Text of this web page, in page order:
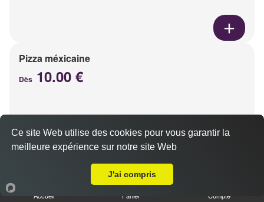
Pizza méxicaine
Dès 10.00 €
chorizo, poivrons
Accueil Panier Compte
Ce site Web utilise des cookies pour vous garantir la
meilleure expérience sur notre site Web
J'ai compris